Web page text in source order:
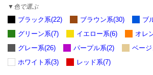
▼色で選ぶ
ブラック系(22) ブラウン系(30)
ブ
グリーン系(7)
イエロー系(6)
オレ
グレー系(26)
パープル系(2)
ベー
ホワイト系(3)
レッド系(7)